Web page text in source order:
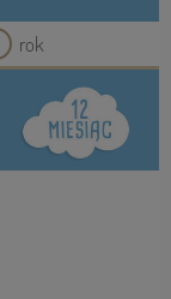
rok